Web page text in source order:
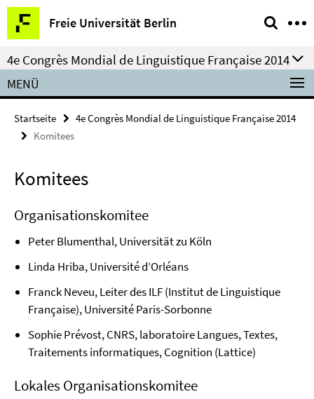
Springe
direkt
zu
Inhalt
Freie Universität Berlin
Service-
Navigation
4e Congrès Mondial de Linguistique Française 2014
MENÜ
Startseite
4e Congrès Mondial de Linguistique Française 2014
Komitees
Komitees
Organisationskomitee
Peter Blumenthal, Universität zu Köln
Linda Hriba, Université d’Orléans
Franck Neveu, Leiter des ILF (Institut de Linguistique
Française), Université Paris-Sorbonne
Sophie Prévost, CNRS, laboratoire Langues, Textes,
Traitements informatiques, Cognition (Lattice)
Lokales Organisationskomitee